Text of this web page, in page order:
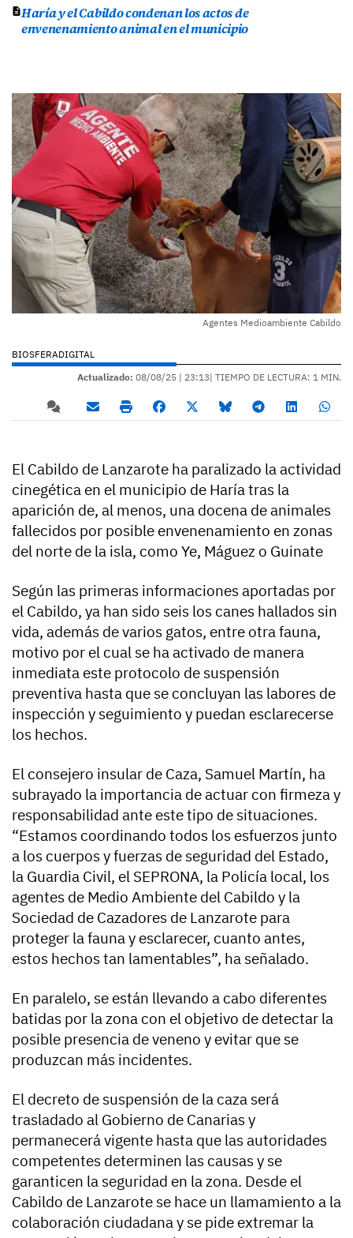
Haría y el Cabildo condenan los actos de
envenenamiento animal en el municipio
Agentes Medioambiente Cabildo
BIOSFERADIGITAL
Actualizado: 08/08/25 | 23:13| TIEMPO DE LECTURA: 1 MIN.
El Cabildo de Lanzarote ha paralizado la actividad
cinegética en el municipio de Haría tras la
aparición de, al menos, una docena de animales
fallecidos por posible envenenamiento en zonas
del norte de la isla, como Ye, Máguez o Guinate
Según las primeras informaciones aportadas por
el Cabildo, ya han sido seis los canes hallados sin
vida, además de varios gatos, entre otra fauna,
motivo por el cual se ha activado de manera
inmediata este protocolo de suspensión
preventiva hasta que se concluyan las labores de
inspección y seguimiento y puedan esclarecerse
los hechos.
El consejero insular de Caza, Samuel Martín, ha
subrayado la importancia de actuar con firmeza y
responsabilidad ante este tipo de situaciones.
“Estamos coordinando todos los esfuerzos junto
a los cuerpos y fuerzas de seguridad del Estado,
la Guardia Civil, el SEPRONA, la Policía local, los
agentes de Medio Ambiente del Cabildo y la
Sociedad de Cazadores de Lanzarote para
proteger la fauna y esclarecer, cuanto antes,
estos hechos tan lamentables”, ha señalado.
En paralelo, se están llevando a cabo diferentes
batidas por la zona con el objetivo de detectar la
posible presencia de veneno y evitar que se
produzcan más incidentes.
El decreto de suspensión de la caza será
trasladado al Gobierno de Canarias y
permanecerá vigente hasta que las autoridades
competentes determinen las causas y se
garanticen la seguridad en la zona. Desde el
Cabildo de Lanzarote se hace un llamamiento a la
colaboración ciudadana y se pide extremar la